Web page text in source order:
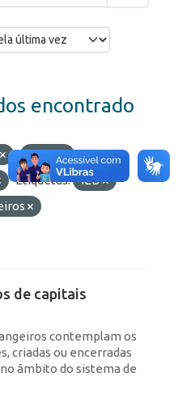
encontrado
JSON
Etiquetas:
IED
de capitais
contemplam os
criadas ou encerradas
âmbito do sistema de